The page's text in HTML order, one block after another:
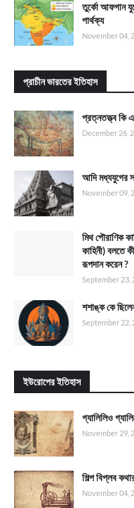
তুর্কো আফগান
পার্থক্য
November 04,
প্রাচীন ভারতের ইতিহাস
প্রত্নতত্ত্ব কি
December 26,
আদি মধ্যযুগের
November 09,
মিথ পৌরাণিক
কাহিনী) বলতে
রূপদান করেন ?
September 23,
শশাঙ্ক কে
September 22,
ইউরোপের ইতিহাস
গ্যালিলিও
November 29,
শিল্প বিপ্লব
November 04,